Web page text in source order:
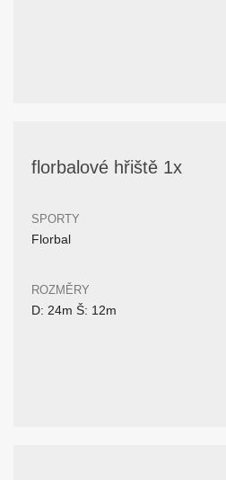
florbalové hřiště 1x
SPORTY
Florbal
ROZMĚRY
D: 24m Š: 12m